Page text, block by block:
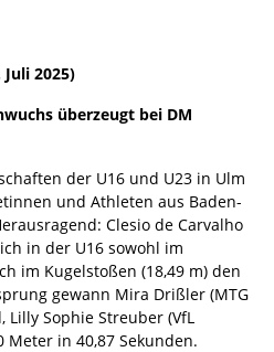
2025)
überzeugt bei DM
der U16 und U23 in Ulm
und Athleten aus Baden-
Clesio de Carvalho
in der U16 sowohl im
im Kugelstoßen (18,49 m) den
gewann Mira Drißler (MTG
Sophie Streuber (VfL
in 40,87 Sekunden.